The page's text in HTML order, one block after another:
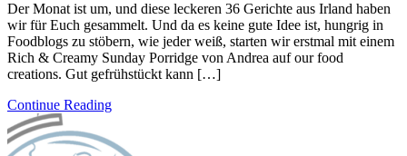
Der Monat ist um, und diese leckeren 36 Gerichte aus Irland haben
wir für Euch gesammelt. Und da es keine gute Idee ist, hungrig in
Foodblogs zu stöbern, wie jeder weiß, starten wir erstmal mit einem
Rich & Creamy Sunday Porridge von Andrea auf our food
creations. Gut gefrühstückt kann […]
Continue Reading